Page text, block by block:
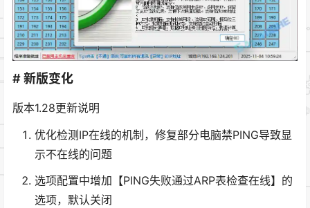
# 新版变化
版本1.28更新说明
优化检测IP在线的机制，修复部分电脑禁PING导致显
示不在线的问题
选项配置中增加【PING失败通过ARP表检查在线】的
选项，默认关闭